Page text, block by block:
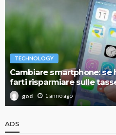
TECHNOLOGY
Cambiare smartphone: se
farti risparmiare sulle
god 1 anno ago
ADS